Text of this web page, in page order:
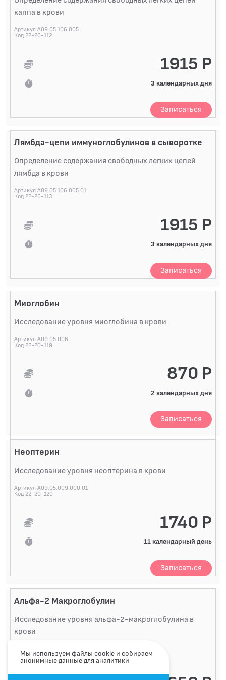
каппа в крови
Артикул A09.05.106.005
Код 22-20-112
1915 Р
3 календарных дня
Записаться
Лямбда-цепи иммуноглобулинов в сыворотке
Определение содержания свободных легких цепей
лямбда в крови
Артикул A09.05.106.005.01
Код 22-20-113
1915 Р
3 календарных дня
Записаться
Миоглобин
Исследование уровня миоглобина в крови
Артикул A09.05.006
Код 22-20-119
870 Р
2 календарных дня
Записаться
Неоптерин
Исследование уровня неоптерина в крови
Артикул A09.05.009.000.01
Код 22-20-120
1740 Р
11 календарный день
Записаться
Альфа-2 Макроглобулин
Исследование уровня альфа-2-макроглобулина в
крови
Код 22-20-121
Мы используем файлы cookie и собираем
анонимные данные для аналитики